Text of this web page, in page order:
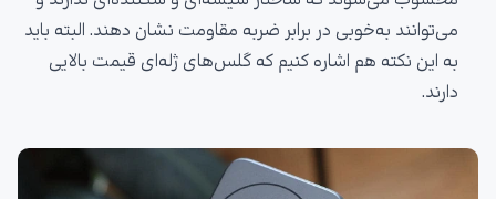
می‌توانند به‌خوبی در برابر ضربه مقاومت نشان دهند. البته باید
به این نکته هم اشاره کنیم که گلس‌های ژله‌ای قیمت بالایی
دارند.